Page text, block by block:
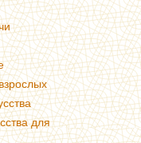
для